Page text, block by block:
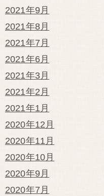
2021年9月
2021年8月
2021年7月
2021年6月
2021年3月
2021年2月
2021年1月
2020年12月
2020年11月
2020年10月
2020年9月
2020年7月